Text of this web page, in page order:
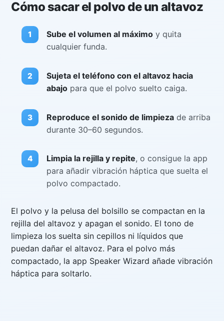
Cómo sacar el polvo de un altavoz
Sube el volumen al máximoy quita
cualquier funda.
Sujeta el teléfono con el altavoz hacia
abajopara que el polvo suelto caiga.
Reproduce el sonido de limpiezade arriba
durante 30–60 segundos.
Limpia la rejilla y repite, o consigue la app
para añadir vibración háptica que suelta el
polvo compactado.
El polvo y la pelusa del bolsillo se compactan en la
rejilla del altavoz y apagan el sonido. El tono de
limpieza los suelta sin cepillos ni líquidos que
puedan dañar el altavoz. Para el polvo más
compactado, la app Speaker Wizard añade vibración
háptica para soltarlo.